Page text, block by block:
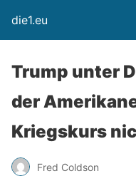
die1.eu
Trump unter
der
Kriegskurs
Fred Coldson